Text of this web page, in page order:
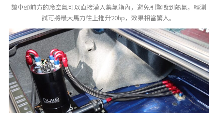
讓車頭前方的冷空氣可以直接灌入集氣箱內，避免引擎吸到熱氣，經測
試可將最大馬力往上推升20hp，效果相當驚人。